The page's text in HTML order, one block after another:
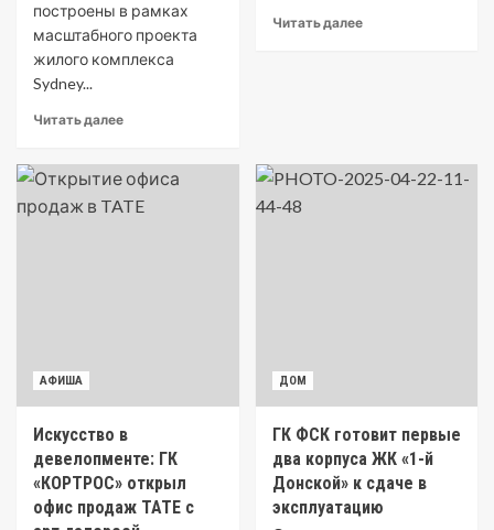
построены в рамках
масштабного проекта
жилого комплекса
Sydney...
Читать далее
Читать далее
АФИША
Искусство в
девелопменте: ГК
«КОРТРОС» открыл
офис продаж TATE с
ДОМ
ГК ФСК готовит первые
два корпуса ЖК «1-й
Донской» к сдаче в
эксплуатацию